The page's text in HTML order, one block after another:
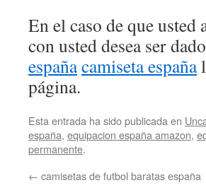
En el caso de que
con usted desea ser
españacamiseta españa
página.
Esta entrada ha sido publicada en
españa, equipacion españa amazon,
permanente.
← camisetas de futbol baratas españa